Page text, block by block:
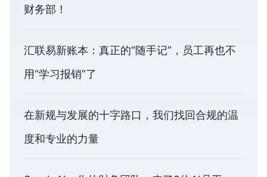
财务部！
汇联易新账本：真正的“随手记”，员工再也不
用“学习报销”了
在新规与发展的十字路口，我们找回合规的温
度和专业的力量